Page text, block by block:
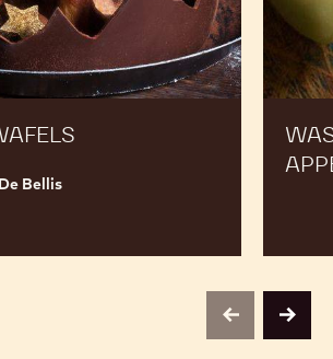
Bellis
previousnext